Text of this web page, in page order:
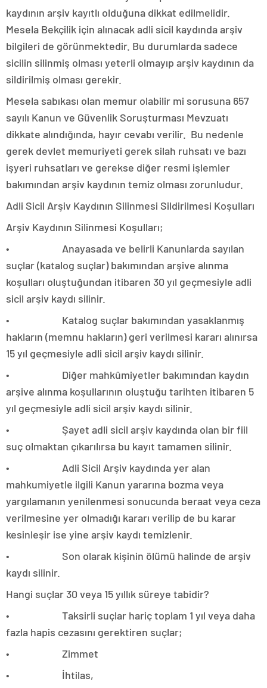
kaydının arşiv kayıtlı olduğuna dikkat edilmelidir.
Mesela Bekçilik için alınacak adli sicil kaydında arşiv
bilgileri de görünmektedir. Bu durumlarda sadece
sicilin silinmiş olması yeterli olmayıp arşiv kaydının da
sildirilmiş olması gerekir.
Mesela sabıkası olan memur olabilir mi sorusuna 657
sayılı Kanun ve Güvenlik Soruşturması Mevzuatı
dikkate alındığında, hayır cevabı verilir. Bu nedenle
gerek devlet memuriyeti gerek silah ruhsatı ve bazı
işyeri ruhsatları ve gerekse diğer resmi işlemler
bakımından arşiv kaydının temiz olması zorunludur.
Adli Sicil Arşiv Kaydının Silinmesi Sildirilmesi Koşulları
Arşiv Kaydının Silinmesi Koşulları;
• Anayasada ve belirli Kanunlarda sayılan
suçlar (katalog suçlar) bakımından arşive alınma
koşulları oluştuğundan itibaren 30 yıl geçmesiyle adli
sicil arşiv kaydı silinir.
• Katalog suçlar bakımından yasaklanmış
hakların (memnu hakların) geri verilmesi kararı alınırsa
15 yıl geçmesiyle adli sicil arşiv kaydı silinir.
• Diğer mahkûmiyetler bakımından kaydın
arşive alınma koşullarının oluştuğu tarihten itibaren 5
yıl geçmesiyle adli sicil arşiv kaydı silinir.
• Şayet adli sicil arşiv kaydında olan bir fiil
suç olmaktan çıkarılırsa bu kayıt tamamen silinir.
• Adli Sicil Arşiv kaydında yer alan
mahkumiyetle ilgili Kanun yararına bozma veya
yargılamanın yenilenmesi sonucunda beraat veya ceza
verilmesine yer olmadığı kararı verilip de bu karar
kesinleşir ise yine arşiv kaydı temizlenir.
• Son olarak kişinin ölümü halinde de arşiv
kaydı silinir.
Hangi suçlar 30 veya 15 yıllık süreye tabidir?
• Taksirli suçlar hariç toplam 1 yıl veya daha
fazla hapis cezasını gerektiren suçlar;
• Zimmet
• İhtilas,